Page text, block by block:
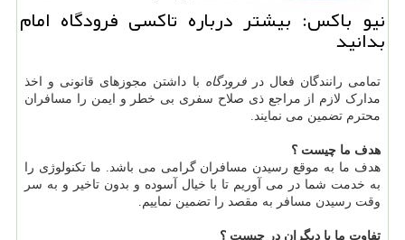
نیو باكس: بیشتر درباره تاكسی فرودگاه امام
بدانید
تمامی رانندگان فعال در فرودگاه با داشتن مجوزهای قانونی و اخذ
مدارک لازم از مراجع ذی صلاح سفری بی خطر و ایمن را مسافران
محترم تضمین می نمایند.
هدف ما چیست ؟
هدف ما به موقع رسیدن مسافران گرامی می باشد. ما تکنولوژی را
به خدمت شما در می آوریم تا با خیال آسوده و بدون تاخیر و به سر
وقت رسیدن مسافر به مقصد را تضمین نماییم.
تفاوت ما با دیگران در چیست ؟